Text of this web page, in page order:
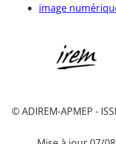
image
© ADIREM-APMEP -